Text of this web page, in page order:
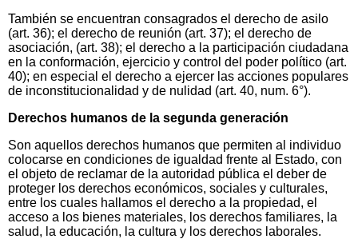
También se encuentran consagrados el derecho de asilo
(art. 36); el derecho de reunión (art. 37); el derecho de
asociación, (art. 38); el derecho a la participación ciudadana
en la conformación, ejercicio y control del poder político (art.
40); en especial el derecho a ejercer las acciones populares
de inconstitucionalidad y de nulidad (art. 40, num. 6°).
Derechos humanos de la segunda generación
Son aquellos derechos humanos que permiten al individuo
colocarse en condiciones de igualdad frente al Estado, con
el objeto de reclamar de la autoridad pública el deber de
proteger los derechos económicos, sociales y culturales,
entre los cuales hallamos el derecho a la propiedad, el
acceso a los bienes materiales, los derechos familiares, la
salud, la educación, la cultura y los derechos laborales.